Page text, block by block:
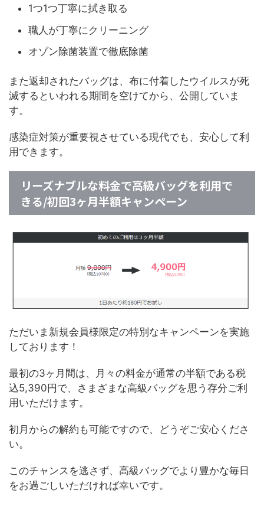
1つ1つ丁寧に拭き取る
職人が丁寧にクリーニング
オゾン除菌装置で徹底除菌
また返却されたバッグは、布に付着したウイルスが死
滅するといわれる期間を空けてから、公開していま
す。
感染症対策が重要視させている現代でも、安心して利
用できます。
リーズナブルな料金で高級バッグを利用で
きる/初回3ヶ月半額キャンペーン
ただいま新規会員様限定の特別なキャンペーンを実施
しております！
最初の3ヶ月間は、月々の料金が通常の半額である税
込5,390円で、さまざまな高級バッグを思う存分ご利
用いただけます。
初月からの解約も可能ですので、どうぞご安心くださ
い。
このチャンスを逃さず、高級バッグでより豊かな毎日
をお過ごしいただければ幸いです。